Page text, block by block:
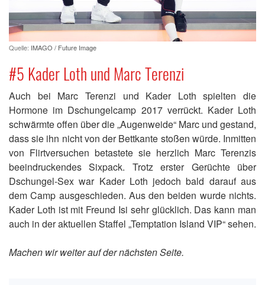
Quelle: IMAGO / Future Image
#5 Kader Loth und Marc Terenzi
Auch bei Marc Terenzi und Kader Loth spielten die
Hormone im Dschungelcamp 2017 verrückt. Kader Loth
schwärmte offen über die „Augenweide“ Marc und gestand,
dass sie ihn nicht von der Bettkante stoßen würde. Inmitten
von Flirtversuchen betastete sie herzlich Marc Terenzis
beeindruckendes Sixpack. Trotz erster Gerüchte über
Dschungel-Sex war Kader Loth jedoch bald darauf aus
dem Camp ausgeschieden. Aus den beiden wurde nichts.
Kader Loth ist mit Freund Isi sehr glücklich. Das kann man
auch in der aktuellen Staffel „Temptation Island VIP“ sehen.
Machen wir weiter auf der nächsten Seite.